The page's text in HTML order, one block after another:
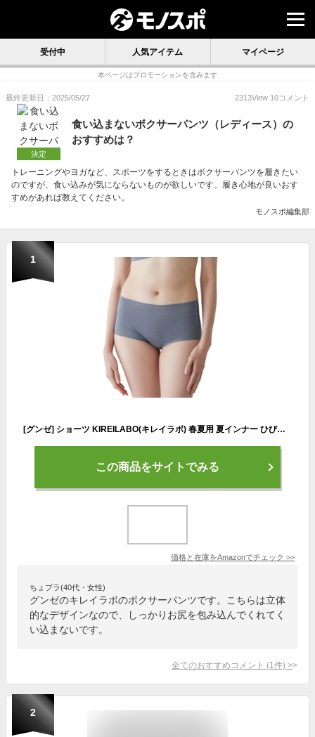
受付中 人気アイテム マイページ
本ページはプロモーションを含みます
最終更新日：2025/05/27 2313View 10コメント
決定
食い込まないボクサーパンツ（レディース）の
おすすめは？
トレーニングやヨガなど、スポーツをするときはボクサーパンツを履きたい
のですが、食い込みが気にならないものが欲しいです。履き心地が良いおす
すめがあれば教えてください。
モノスポ編集部
1
[グンゼ] ショーツ KIREILABO(キレイラボ) 春夏用 夏インナー ひびきにくい 痕がつきにくい KB9070K レディース シャドーブルー
この商品をサイトでみる
価格と在庫をAmazonでチェック >>
ちょプラ(40代・女性)
グンゼのキレイラボのボクサーパンツです。こちらは立体
的なデザインなので、しっかりお尻を包み込んでくれてく
い込まないです。
全てのおすすめコメント (1 件) >
2